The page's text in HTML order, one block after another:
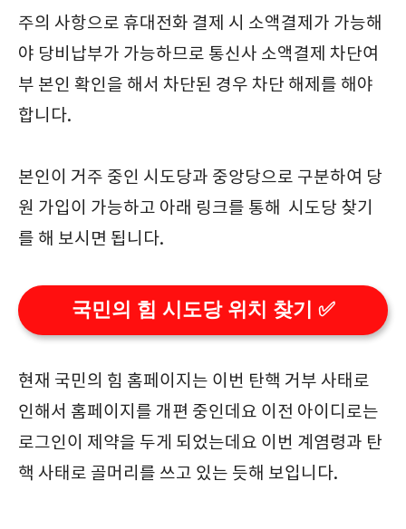
주의 사항으로 휴대전화 결제 시 소액결제가 가능해
야 당비납부가 가능하므로 통신사 소액결제 차단여
부 본인 확인을 해서 차단된 경우 차단 해제를 해야
합니다.
본인이 거주 중인 시도당과 중앙당으로 구분하여 당
원 가입이 가능하고 아래 링크를 통해 시도당 찾기
를 해 보시면 됩니다.
국민의 힘 시도당 위치 찾기 ✅
현재 국민의 힘 홈페이지는 이번 탄핵 거부 사태로
인해서 홈페이지를 개편 중인데요 이전 아이디로는
로그인이 제약을 두게 되었는데요 이번 계염령과 탄
핵 사태로 골머리를 쓰고 있는 듯해 보입니다.